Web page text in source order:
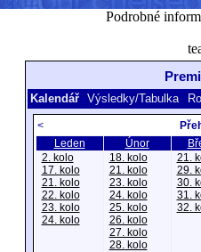
Podrobné
Kalendář Výsledky/Tabulka
<
Leden
Únor
2. kolo
17. kolo
21. kolo
22. kolo
23. kolo
24. kolo
18. kolo
21. kolo
23. kolo
24. kolo
25. kolo
26. kolo
27. kolo
28. kolo
21.
29.
30.
31.
32.